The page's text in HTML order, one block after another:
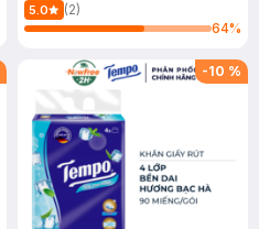
5.0
(2)
64%
-10 %